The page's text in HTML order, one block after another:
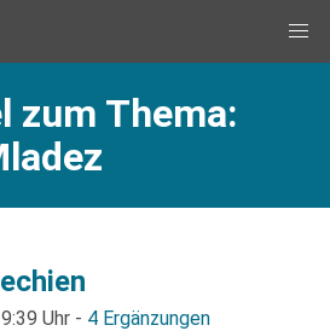
zum Thema:
Uhr - 4 Ergänzungen